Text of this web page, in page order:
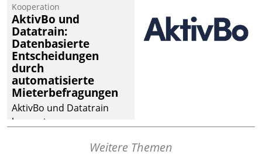
Kooperation
AktivBo und
Datatrain:
Datenbasierte
Entscheidungen
durch
automatisierte
Mieterbefragungen
AktivBo und Datatrain
kooperieren –
profitieren: Die nahtloseWeitere Themen